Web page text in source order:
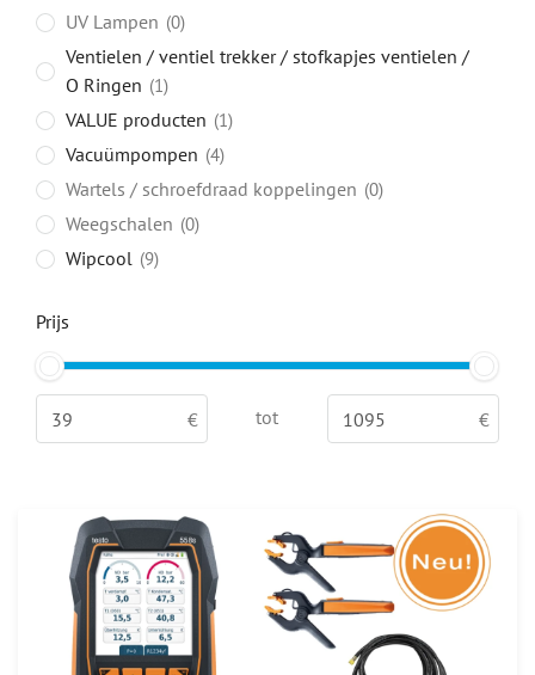
UV Lampen 0
Ventielen / ventiel trekker / stofkapjes ventielen /
O Ringen
1
VALUE producten 1
Vacuümpompen 4
Wartels / schroefdraad koppelingen 0
Weegschalen 0
Wipcool 9
Prijs
tot